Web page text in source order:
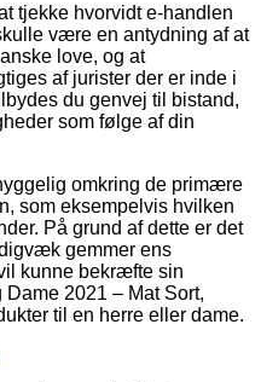
tjekke hvorvidt e-handlen
være en antydning af at
love, og at
af jurister der er inde i
du genvej til bistand,
som følge af din
omkring de primære
som eksempelvis hvilken
På grund af dette er det
gemmer ens
kunne bekræfte sin
2021 – Mat Sort,
til en herre eller dame.